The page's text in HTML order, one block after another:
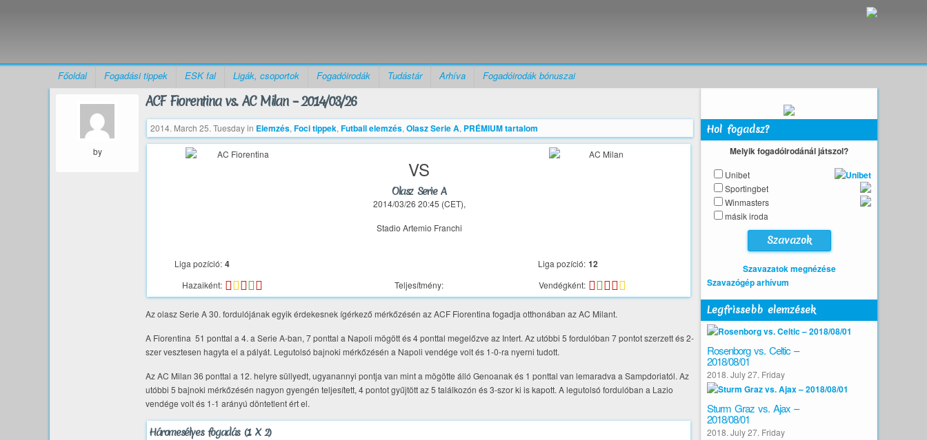
Főoldal Fogadási tippek ESK fal Ligák, csoportok Fogadóirodák Tudástár Arhíva Fogadóirodák bónuszai
by
ACF Fiorentina vs. AC Milan – 2014/03/26
2014. March 25. Tuesdayin Elemzés, Foci tippek, Futball elemzés, Olasz Serie A, PRÉMIUM tartalom
VS
Olasz Serie A
2014/03/26 20:45 (CET),
Stadio Artemio Franchi
Liga pozíció: 4 Liga pozíció: 12
Hazaiként: Teljesítmény: Vendégként:
Az olasz Serie A 30. fordulójának egyik érdekesnek ígérkező mérkőzésén az ACF Fiorentina fogadja otthonában az AC Milant.
A Fiorentina 51 ponttal a 4. a Serie A-ban, 7 ponttal a Napoli mögött és 4 ponttal megelőzve az Intert. Az utóbbi 5 fordulóban 7 pontot szerzett és 2-
szer vesztesen hagyta el a pályát. Legutolsó bajnoki mérkőzésén a Napoli vendége volt és 1-0-ra nyerni tudott.
Az AC Milan 36 ponttal a 12. helyre süllyedt, ugyanannyi pontja van mint a mögötte álló Genoanak és 1 ponttal van lemaradva a Sampdoriatól. Az
utóbbi 5 bajnoki mérkőzésén nagyon gyengén teljesített, 4 pontot gyűjtött az 5 találkozón és 3-szor ki is kapott. A legutolsó fordulóban a Lazio
vendége volt és 1-1 arányú döntetlent ért el.
Háromesélyes fogadás (1 X 2)
Hol fogadsz?
Melyik fogadóirodánál játszol?
Unibet
Sportingbet
Winmasters
másik iroda
Szavazatok megnézése
Szavazógép arhívum
Legfrissebb elemzések
Rosenborg vs. Celtic –
2018/08/01
2018. July 27. Friday
Sturm Graz vs. Ajax –
2018/08/01
2018. July 27. Friday